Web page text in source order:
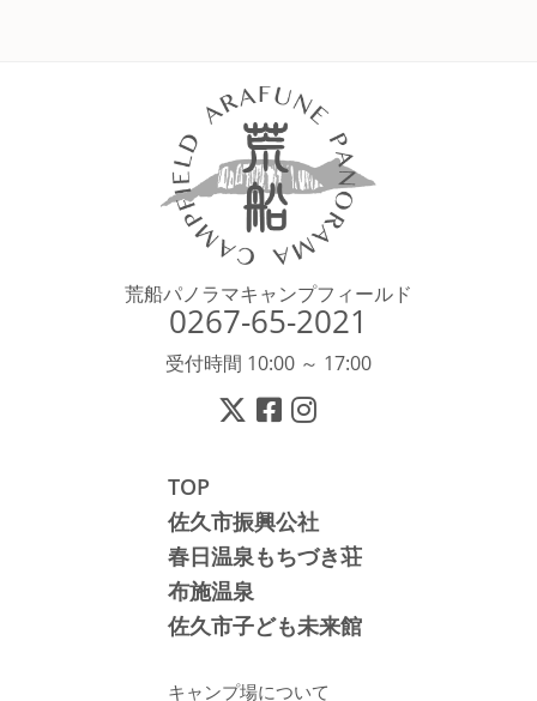
荒船パノラマキャンプフィールド
0267-65-2021
受付時間 10:00 ～ 17:00
TOP
佐久市振興公社
春日温泉もちづき荘
布施温泉
佐久市子ども未来館
キャンプ場について